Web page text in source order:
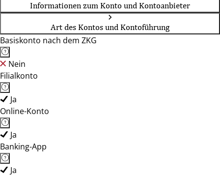
Informationen zum Konto und Kontoanbieter
Art des Kontos und Kontoführung
Basiskonto nach dem ZKG
Nein
Filialkonto
Ja
Online-Konto
Ja
Banking-App
Ja